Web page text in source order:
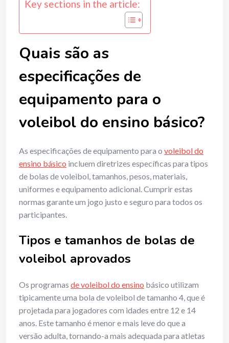
Key sections in the article:
Quais são as
especificações de
equipamento para o
voleibol do ensino básico?
As especificações de equipamento para o voleibol do
ensino básico incluem diretrizes específicas para tipos
de bolas de voleibol, tamanhos, pesos, materiais,
uniformes e equipamento adicional. Cumprir estas
normas garante um jogo justo e seguro para todos os
participantes.
Tipos e tamanhos de bolas de
voleibol aprovados
Os programas de voleibol do ensino básico utilizam
tipicamente uma bola de voleibol de tamanho 4, que é
projetada para jogadores com idades entre 12 e 14
anos. Este tamanho é menor e mais leve do que a
versão adulta, tornando-a mais adequada para atletas